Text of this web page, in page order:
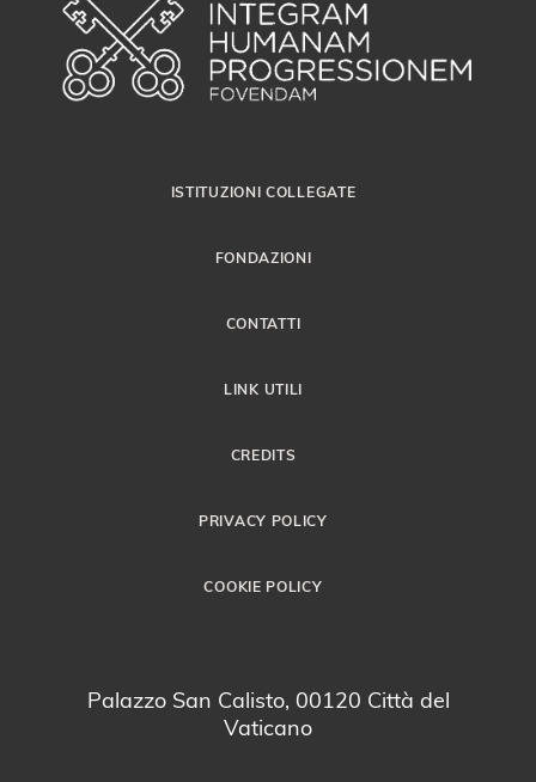
ISTITUZIONI COLLEGATE
FONDAZIONI
CONTATTI
LINK UTILI
CREDITS
PRIVACY POLICY
COOKIE POLICY
Palazzo San Calisto, 00120 Città del
Vaticano